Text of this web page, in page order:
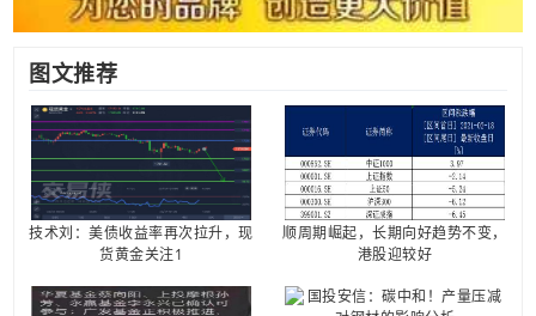
图文推荐
技术刘：美债收益率再次拉升，现
货黄金关注1
顺周期崛起，长期向好趋势不变，
港股迎较好